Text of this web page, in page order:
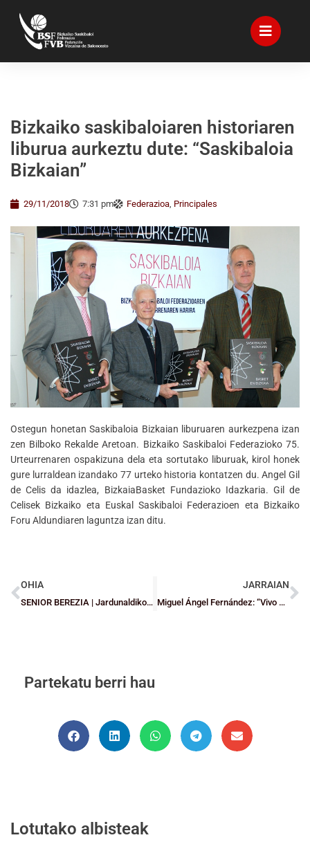
Bizkaiko saskibaloiaren historiaren
liburua aurkeztu dute: “Saskibaloia
Bizkaian”
29/11/2018 7:31 pm Federazioa, Principales
Ostegun honetan Saskibaloia Bizkaian liburuaren aurkezpena izan
zen Bilboko Rekalde Aretoan. Bizkaiko Saskibaloi Federazioko 75.
Urteurrenaren ospakizuna dela eta sortutako liburuak, kirol honek
gure lurraldean izandako 77 urteko historia kontatzen du. Angel Gil
de Celis da idazlea, BizkaiaBasket Fundazioko Idazkaria. Gil de
Celisek Bizkaiko eta Euskal Saskibaloi Federazioen eta Bizkaiko
Foru Aldundiaren laguntza izan ditu.
OHIA
SENIOR BEREZIA | Jardunaldiko partidua: Erandio Altzaga Vs Colegio Basauri (emak.)
JARRAIAN
Miguel Ángel Fernández: “Vivo el partido tan intensamente como cualquiera”
Partekatu berri hau
Lotutako albisteak